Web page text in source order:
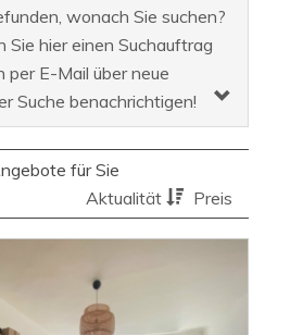
wonach Sie suchen?
Sie hier einen Suchauftrag
per E-Mail über neue
Suche benachrichtigen!
für Sie
Aktualität
Preis